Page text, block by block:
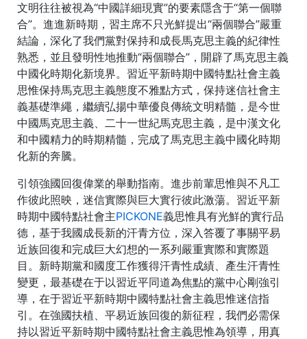
文明往往被視為“中國詳細現實”的要素隱含于“第一個聯
合”。進進新時期，習主席不只光鮮提出“兩個聯合”嚴重
結論，深化了我們黨對保持和成長馬克思主義的紀律性
熟悉，並且發明性地推動“兩個聯合”，開辟了馬克思主義
中國化時期化新境界。習近平新時期中國特點社會主義
思惟保持馬克思主義態度不雅點方式，保持迷信社會主
義基礎準繩，繼續弘揚中華優良傳統文明精髓，是今世
中國馬克思主義、二十一世紀馬克思主義，是中漢文化
和中國精力的時期精髓，完成了馬克思主義中國化時期
化新的奔騰。
引領強國回復偉業的舉動指南。進步前輩思惟與不凡工
作彼此照映，迷信實際與巨大實行彼此激蕩。習近平新
時期中國特點社會主PICKONE義思惟具有光鮮的實行品
德，基于我國成長新的汗青方位，深入答覆了事關平易
近族回復和完成巨大幻想的一系列嚴重實際和實際題
目。新時期黨和國度工作獲得汗青性成績、產生汗青性
變更，最基礎在于以習近平同道為焦點的黨中心剛強引
導，在于習近平新時期中國特點社會主義思惟迷信指
引。在強國扶植、平易近族回復的新征程，我們必需保
持以習近平新時期中國特點社會主義思惟為領導，用真